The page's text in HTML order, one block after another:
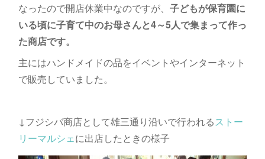
なったので開店休業中なのですが、 子どもが保育園に
いる頃に子育て中のお母さんと4～5人で集まって作っ
た商店です。
主にはハンドメイドの品をイベントやインターネット
で販売していました。
↓フジシバ商店として雄三通り沿いで行われるストー
リーマルシェに出店したときの様子